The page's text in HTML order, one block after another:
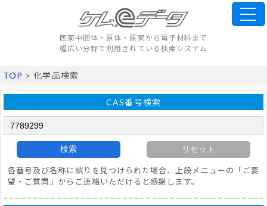
医薬中間体・原体・原薬から電子材料まで
幅広い分野で利用されている検索システム
TOP > 化学品検索
CAS番号検索
検索 リセット
各番号及び名称に誤りを見つけられた場合、上段メニューの「ご要
望・ご質問」からご連絡いただけると感謝します。